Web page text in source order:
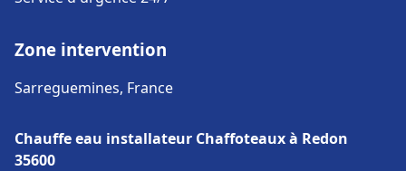
Zone intervention
Sarreguemines, France
Chauffe eau installateur Chaffoteaux à Redon
35600